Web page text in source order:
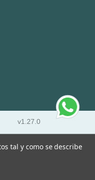
v1.27.0
tal y como se describe